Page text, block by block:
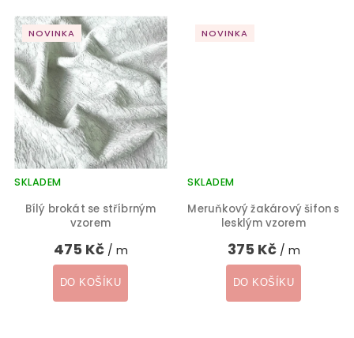
NOVINKA
Bílý brokát se stříbrným
vzorem
SKLADEM
475 Kč / m
DO KOŠÍKU
NOVINKA
Meruňkový žakárový šifon s
lesklým vzorem
SKLADEM
375 Kč / m
DO KOŠÍKU